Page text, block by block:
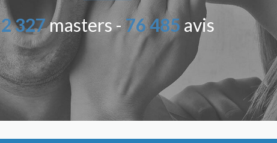
2 327masters -76 485 avis